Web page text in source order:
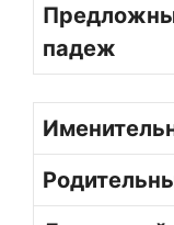
падеж